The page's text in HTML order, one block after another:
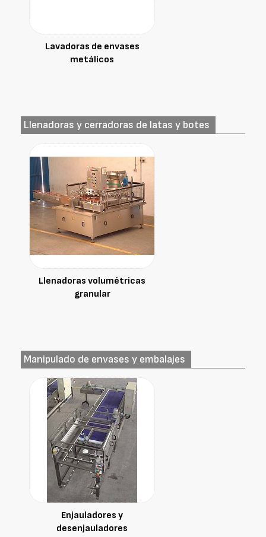
Lavadoras de envases
metálicos
Llenadoras y cerradoras de latas y botes
Llenadoras volumétricas
granular
Manipulado de envases y embalajes
Enjauladores y
desenjauladores